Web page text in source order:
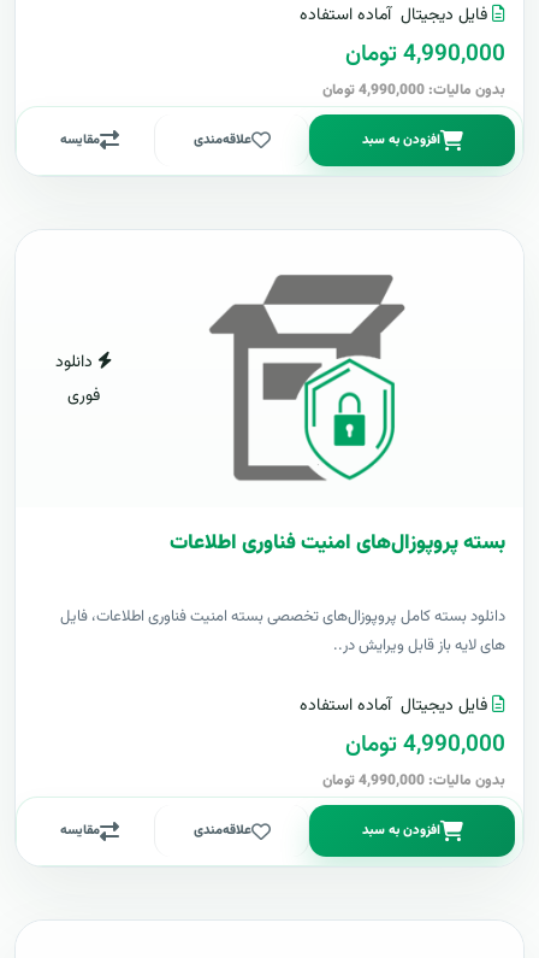
فایل دیجیتال آماده استفاده
4,990,000 تومان
بدون مالیات: 4,990,000 تومان
افزودن به سبد علاقه‌مندی مقایسه
دانلود
فوری
بسته پروپوزال‌های امنیت فناوری اطلاعات
دانلود بسته کامل پروپوزال‌های تخصصی بسته امنیت فناوری اطلاعات، فایل
های لایه باز قابل ویرایش در..
فایل دیجیتال آماده استفاده
4,990,000 تومان
بدون مالیات: 4,990,000 تومان
افزودن به سبد علاقه‌مندی مقایسه